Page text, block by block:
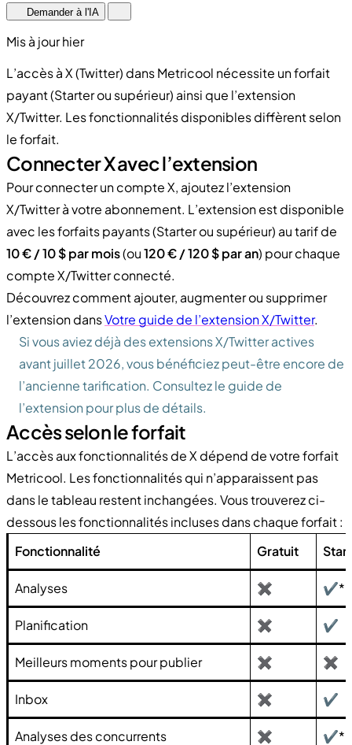
Demander à l'IA
Mis à jour hier
L’accès à X (Twitter) dans Metricool nécessite un forfait
payant (Starter ou supérieur) ainsi que l’extension
X/Twitter. Les fonctionnalités disponibles diffèrent selon
le forfait.
Connecter X avec l’extension
Pour connecter un compte X, ajoutez l’extension
X/Twitter à votre abonnement. L’extension est disponible
avec les forfaits payants (Starter ou supérieur) au tarif de
10 € / 10 $ par mois(ou120 € / 120 $ par an) pour chaque
compte X/Twitter connecté.
Découvrez comment ajouter, augmenter ou supprimer
l’extension dansVotre guide de l’extension X/Twitter.
Si vous aviez déjà des extensions X/Twitter actives
avant juillet 2026, vous bénéficiez peut-être encore de
l’ancienne tarification. Consultez le guide de
l’extension pour plus de détails.
Accès selon le forfait
L’accès aux fonctionnalités de X dépend de votre forfait
Metricool. Les fonctionnalités qui n’apparaissent pas
dans le tableau restent inchangées. Vous trouverez ci-
dessous les fonctionnalités incluses dans chaque forfait :
Fonctionnalité
Gratuit
Analyses ✖ ✔*
Planification ✖ ✔
Meilleurs moments pour publier ✖ ✖
Inbox ✖ ✔
Analyses des concurrents ✖ ✔*